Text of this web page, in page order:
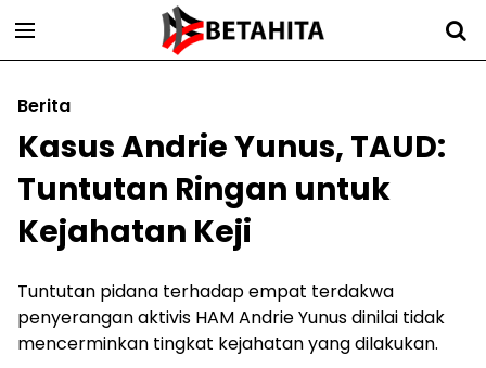
Berita
Kasus Andrie Yunus, TAUD:
Tuntutan Ringan untuk
Kejahatan Keji
Tuntutan pidana terhadap empat terdakwa
penyerangan aktivis HAM Andrie Yunus dinilai tidak
mencerminkan tingkat kejahatan yang dilakukan.